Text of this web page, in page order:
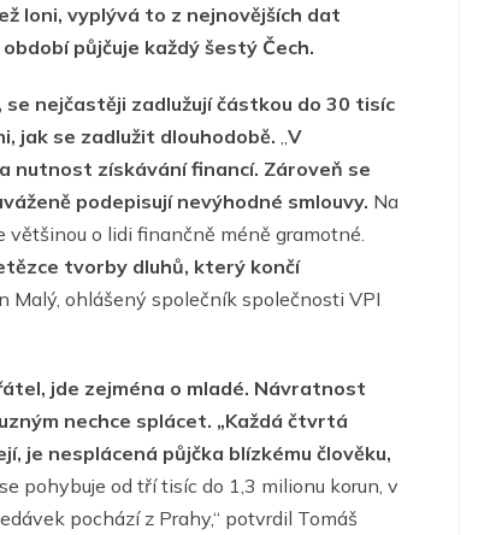
loni, vyplývá to z nejnovějších dat
půjčuje každý šestý Čech.
nejčastěji zadlužují částkou do 30 tisíc
jak se zadlužit dlouhodobě. „V
nutnost získávání financí. Zároveň se
podepisují nevýhodné smlouvy. Na
o lidi finančně méně gramotné.
tvorby dluhů, který končí
Malý, ohlášený společník společnosti VPI
jde zejména o mladé. Návratnost
nechce splácet. „Každá čtvrtá
je nesplácená půjčka blízkému člověku,
pohybuje od tří tisíc do 1,3 milionu korun, v
pochází z Prahy,“ potvrdil Tomáš